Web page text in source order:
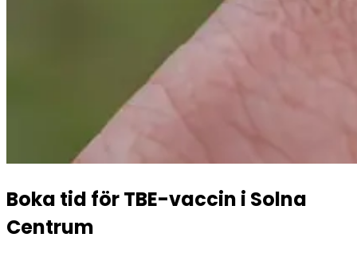
Boka tid för TBE-vaccin i Solna
Centrum